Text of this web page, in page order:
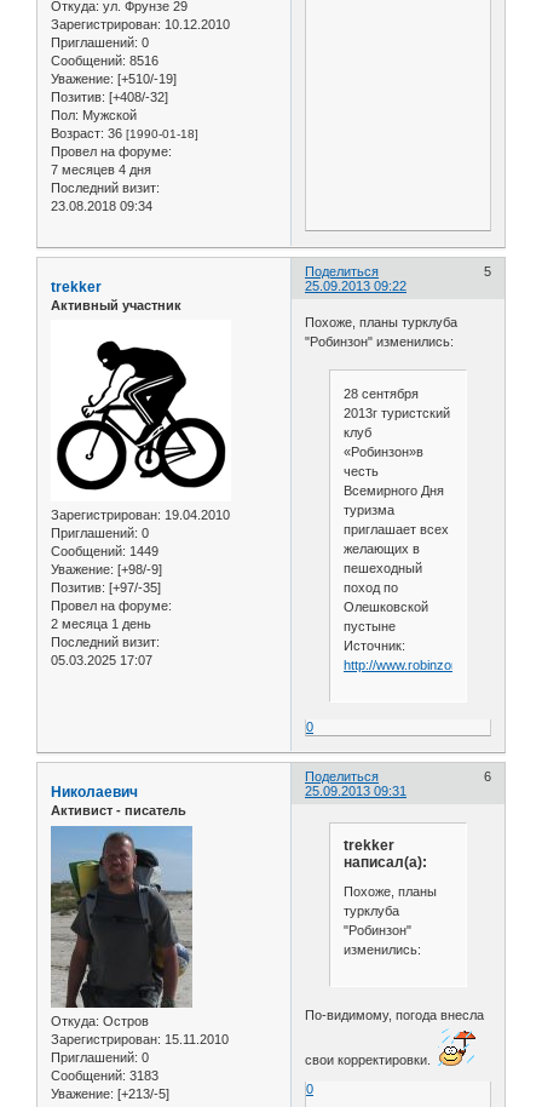
Откуда: ул. Фрунзе 29
Зарегистрирован: 10.12.2010
Приглашений: 0
Сообщений: 8516
Уважение: [+510/-19]
Позитив: [+408/-32]
Пол: Мужской
Возраст: 36 [1990-01-18]
Провел на форуме:
7 месяцев 4 дня
Последний визит:
23.08.2018 09:34
Поделиться
5
25.09.2013 09:22
trekker
Активный участник
Зарегистрирован: 19.04.2010
Приглашений: 0
Сообщений: 1449
Уважение: [+98/-9]
Позитив: [+97/-35]
Провел на форуме:
2 месяца 1 день
Последний визит:
05.03.2025 17:07
Похоже, планы турклуба
"Робинзон" изменились:
28 сентября
2013г туристский
клуб
«Робинзон»в
честь
Всемирного Дня
туризма
приглашает всех
желающих в
пешеходный
поход по
Олешковской
пустыне
Источник:
http://www.robinzon.ks.ua/rubric/
0
Поделиться
6
25.09.2013 09:31
Николаевич
Активист - писатель
Откуда: Остров
Зарегистрирован: 15.11.2010
Приглашений: 0
Сообщений: 3183
Уважение: [+213/-5]
trekker
написал(а):
Похоже, планы
турклуба
"Робинзон"
изменились:
По-видимому, погода внесла
свои корректировки.
0